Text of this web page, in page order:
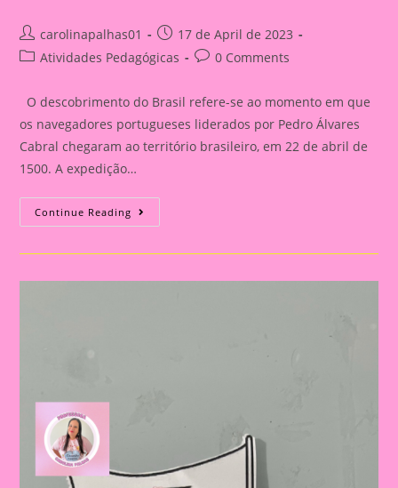
Post
author:
carolinapalhas01
Post
published:
17 de April de 2023
PostAtividades Pedagógicas
Post0 Comments
O descobrimento do Brasil refere-se ao momento em que
os navegadores portugueses liderados por Pedro Álvares
Cabral chegaram ao território brasileiro, em 22 de abril de
1500. A expedição…
Continue Reading História
Em
Do